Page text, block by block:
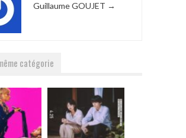
Guillaume GOUJET →
catégorie